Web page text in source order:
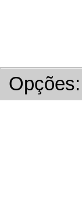
Opções: